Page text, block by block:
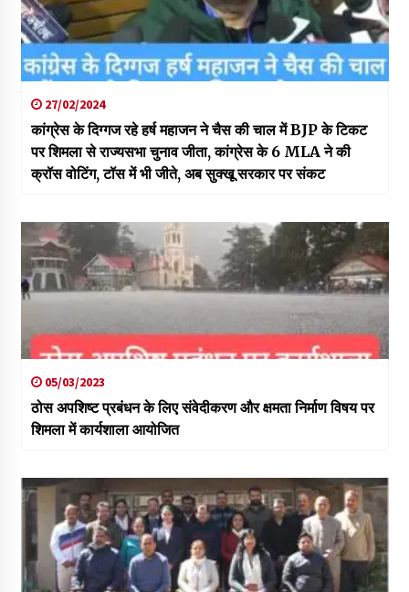
27/02/2024
कांग्रेस के दिग्गज रहे हर्ष महाजन ने चैस की चाल में BJP के टिकट
पर शिमला से राज्यसभा चुनाव जीता, कांग्रेस के 6 MLA ने की
क्रॉस वोटिंग, टॉस में भी जीते, अब सुक्खू सरकार पर संकट
05/03/2023
ठोस अपशिष्ट प्रबंधन के लिए संवेदीकरण और क्षमता निर्माण विषय पर
शिमला में कार्यशाला आयोजित